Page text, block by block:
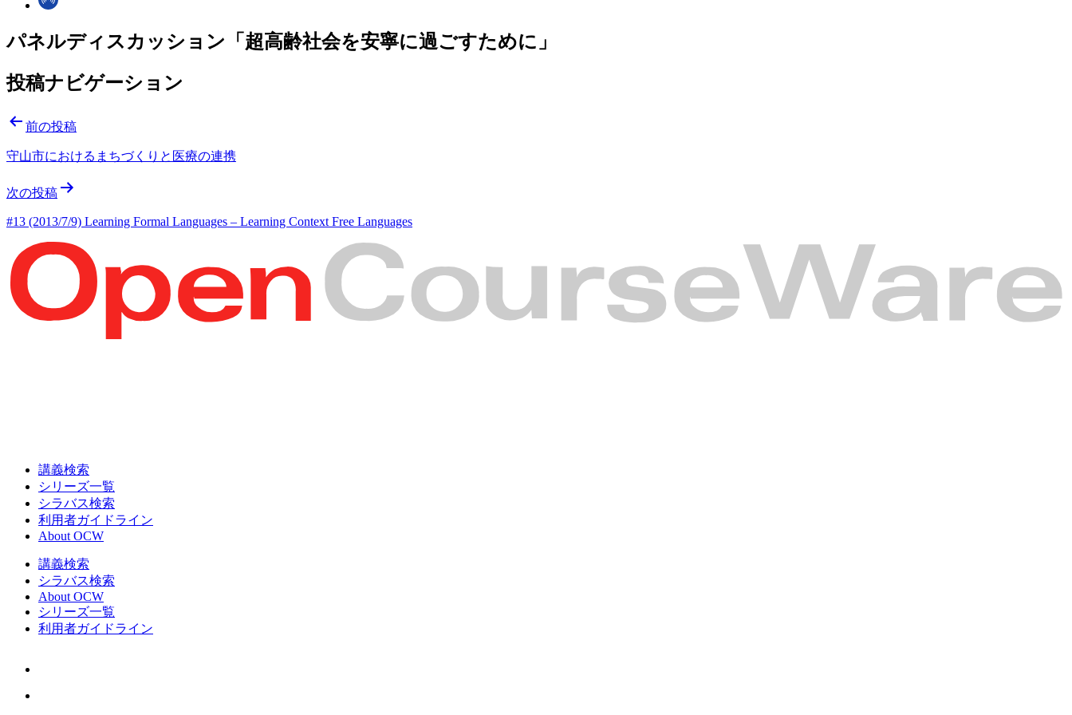
パネルディスカッション「超高齢社会を安寧に過ごすために」
投稿ナビゲーション
前の投稿
守山市におけるまちづくりと医療の連携
次の投稿
#13 (2013/7/9) Learning Formal Languages – Learning Context Free Languages
講義検索
シリーズ一覧
シラバス検索
利用者ガイドライン
About OCW
講義検索
シラバス検索
About OCW
シリーズ一覧
利用者ガイドライン